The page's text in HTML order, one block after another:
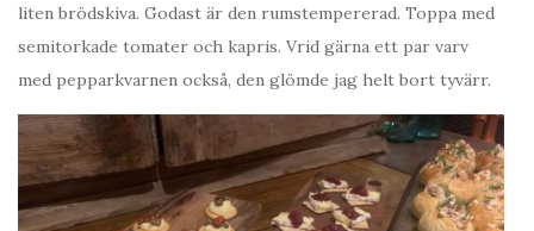
liten brödskiva. Godast är den rumstempererad. Toppa med
semitorkade tomater och kapris. Vrid gärna ett par varv
med pepparkvarnen också, den glömde jag helt bort tyvärr.